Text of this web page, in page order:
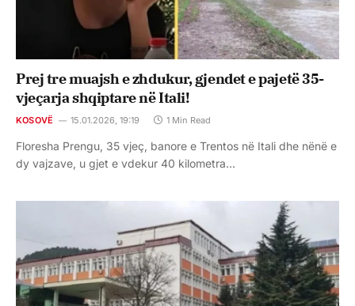
Prej tre muajsh e zhdukur, gjendet e pajetë 35-
vjeçarja shqiptare në Itali!
KOSOVË 15.01.2026, 19:19 1 Min Read
Floresha Prengu, 35 vjeç, banore e Trentos në Itali dhe nënë e
dy vajzave, u gjet e vdekur 40 kilometra…